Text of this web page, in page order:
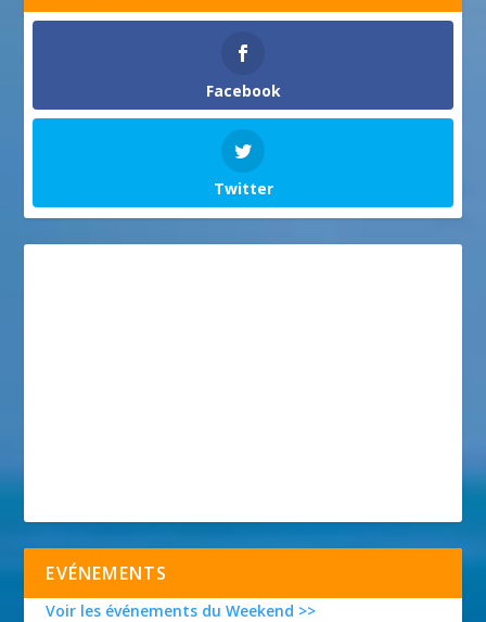
Facebook
Twitter
EVÉNEMENTS
Voir les événements du Weekend >>